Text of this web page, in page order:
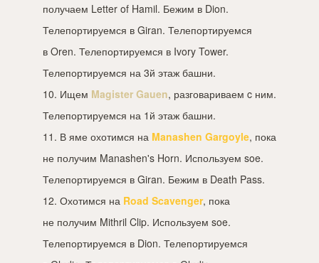
получаем Letter of Hamil. Бежим в Dion.
Телепортируемся в Giran. Телепортируемся
в Oren. Телепортируемся в Ivory Tower.
Телепортируемся на 3й этаж башни.
10. Ищем Magister Gauen, разговариваем c ним.
Телепортируемся на 1й этаж башни.
11. В яме охотимся на Manashen Gargoyle, пока
не получим Manashen's Horn. Используем soe.
Телепортируемся в Giran. Бежим в Death Pass.
12. Охотимся на Road Scavenger, пока
не получим Mithril Clip. Используем soe.
Телепортируемся в Dion. Телепортируемся